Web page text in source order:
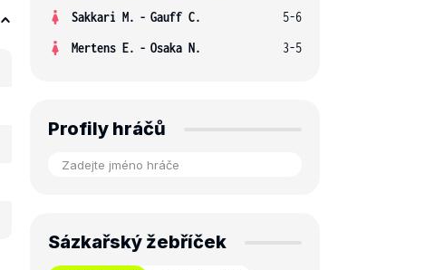
Sakkari M. - Gauff C.
5-6
Mertens E. - Osaka N. 3-5
Profily hráčů
Sázkařský žebříček